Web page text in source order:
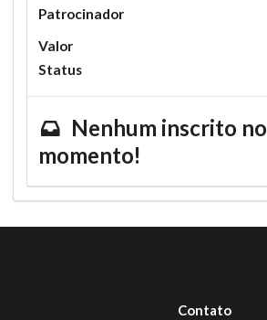
Patrocinador
Valor
Status
Nenhum inscrito no
momento!
Contato